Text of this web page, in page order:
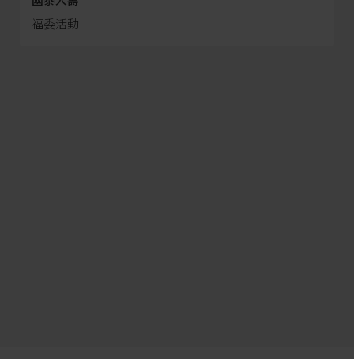
福委活動